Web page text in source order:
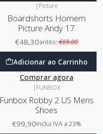
| Picture
Boardshorts Homem
Picture Andy 17
€48,30antes:€69.00
Adicionar ao Carrinho
Comprar agora
| FUNBOX
Funbox Robby 2 US Mens
Shoes
€99,90Inclui IVA a 23%